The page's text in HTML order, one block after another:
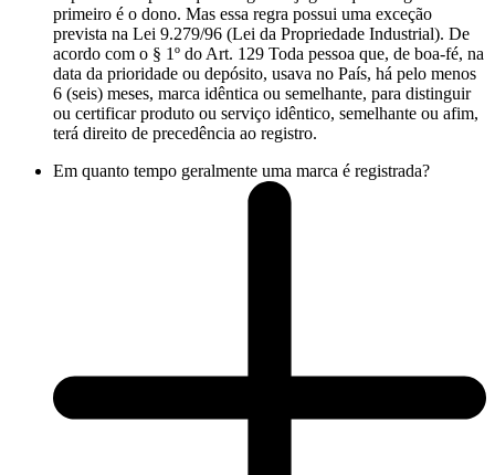
primeiro é o dono. Mas essa regra possui uma exceção
prevista na Lei 9.279/96 (Lei da Propriedade Industrial). De
acordo com o § 1º do Art. 129 Toda pessoa que, de boa-fé, na
data da prioridade ou depósito, usava no País, há pelo menos
6 (seis) meses, marca idêntica ou semelhante, para distinguir
ou certificar produto ou serviço idêntico, semelhante ou afim,
terá direito de precedência ao registro.
Em quanto tempo geralmente uma marca é registrada?